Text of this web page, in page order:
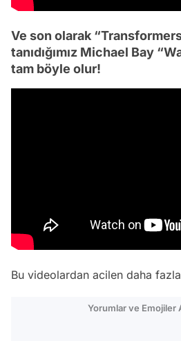
Ve son olarak
tanıdığımız Michael Bay
tam böyle olur!
Bu videolardan acilen daha
Yorumlar ve Emojiler